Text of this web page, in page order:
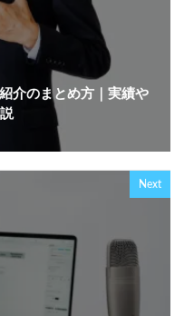
介のまとめ方｜実績や
Next